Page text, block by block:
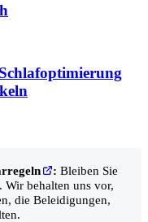
: Bleiben Sie
behalten uns vor,
die Beleidigungen,